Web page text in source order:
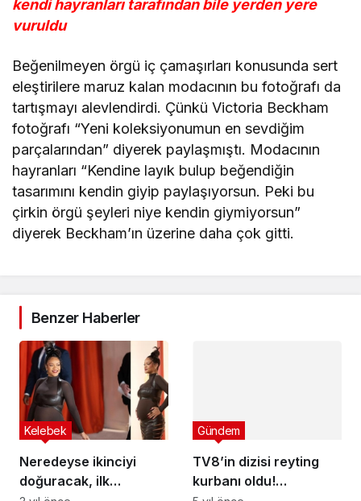
kendi hayranları tarafından bile yerden yere
vuruldu
Beğenilmeyen örgü iç çamaşırları konusunda sert
eleştirilere maruz kalan modacının bu fotoğrafı da
tartışmayı alevlendirdi. Çünkü Victoria Beckham
fotoğrafı “Yeni koleksiyonumun en sevdiğim
parçalarından” diyerek paylaşmıştı. Modacının
hayranları “Kendine layık bulup beğendiğin
tasarımını kendin giyip paylaşıyorsun. Peki bu
çirkin örgü şeyleri niye kendin giymiyorsun”
diyerek Beckham’ın üzerine daha çok gitti.
Benzer Haberler
Neredeyse ikinciyi
doğuracak, ilk
Kelebek
TV8’in dizisi reyting
kurbanı oldu!
Doğduğun Ev
Kaderindir final yapıyor
5 yıl önce